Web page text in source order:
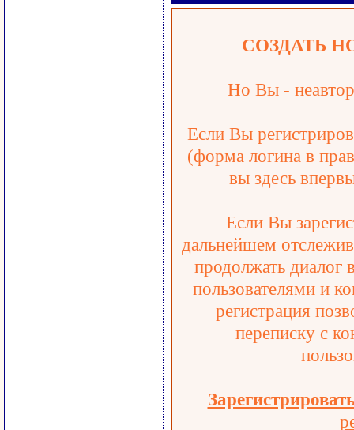
СОЗДАТЬ
Но Вы -
Если Вы
(форма логина в
вы здесь
Если Вы
дальнейшем
продолжать диалог
пользователями и
регистрация
переписку с